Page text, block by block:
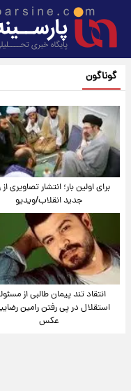
گوناگون
برای اولین بار؛ انتشار تصاویری از
جدید انقلاب/ویدیو
انتقاد تند پیمان طالبی از
استقلال در پی رفتن رامین
عکس